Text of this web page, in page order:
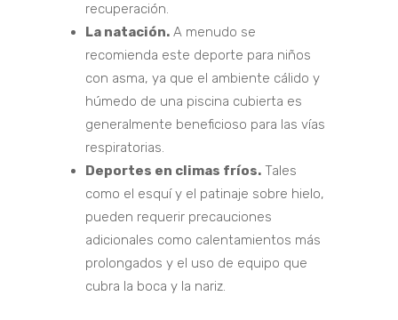
recuperación.
La natación.A menudo se
recomienda este deporte para niños
con asma, ya que el ambiente cálido y
húmedo de una piscina cubierta es
generalmente beneficioso para las vías
respiratorias.
Deportes en climas fríos.Tales
como el esquí y el patinaje sobre hielo,
pueden requerir precauciones
adicionales como calentamientos más
prolongados y el uso de equipo que
cubra la boca y la nariz.